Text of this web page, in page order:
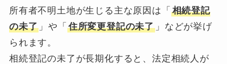
所有者不明土地が生じる主な原因は「 相続登記
の未了 」や「 住所変更登記の未了 」などが挙げ
られます。
相続登記の未了が長期化すると、法定相続人が